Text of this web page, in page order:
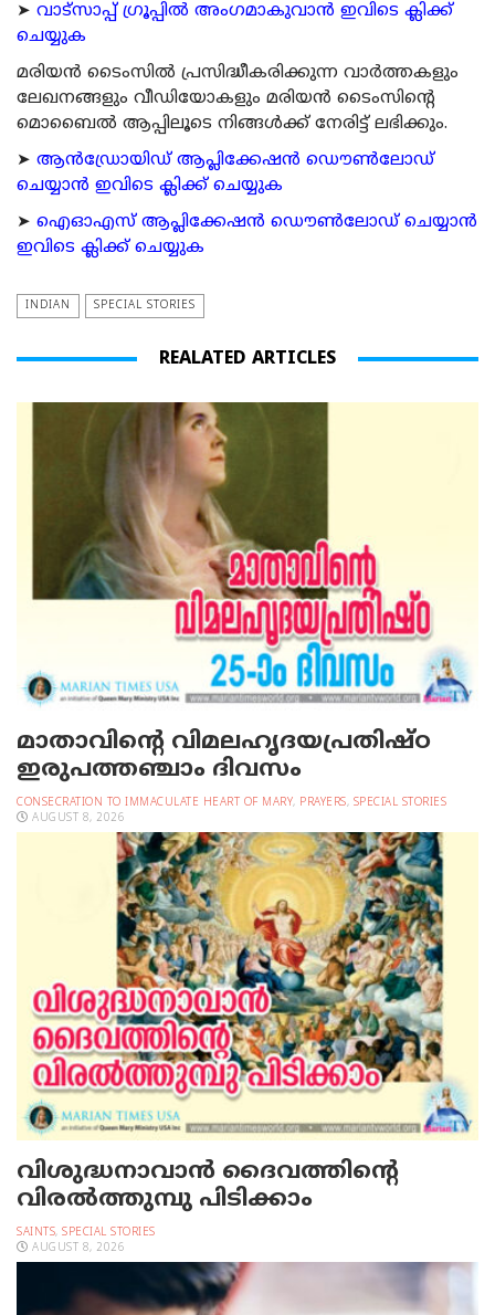
➤ വാട്സാപ്പ് ഗ്രൂപ്പിൽ അംഗമാകുവാൻ ഇവിടെ ക്ലിക്ക്
ചെയ്യുക
മരിയന്‍ ടൈംസില്‍ പ്രസിദ്ധീകരിക്കുന്ന വാര്‍ത്തകളും
ലേഖനങ്ങളും വീഡിയോകളും മരിയന്‍ ടൈംസിന്റെ
മൊബൈല്‍ ആപ്പിലൂടെ നിങ്ങള്‍ക്ക് നേരിട്ട് ലഭിക്കും.
➤ ആന്‍ഡ്രോയിഡ് ആപ്ലിക്കേഷന്‍ ഡൌണ്‍ലോഡ്
ചെയ്യാന്‍ ഇവിടെ ക്ലിക്ക് ചെയ്യുക
➤ ഐഓഎസ് ആപ്ലിക്കേഷന്‍ ഡൌണ്‍ലോഡ് ചെയ്യാന്‍
ഇവിടെ ക്ലിക്ക് ചെയ്യുക
INDIAN SPECIAL STORIES
REALATED ARTICLES
മാതാവിന്റെ വിമലഹൃദയപ്രതിഷ്ഠ
ഇരുപത്തഞ്ചാം ദിവസം
CONSECRATION TO IMMACULATE HEART OF MARY, PRAYERS, SPECIAL STORIES
AUGUST 8, 2026
വിശുദ്ധനാവാന്‍ ദൈവത്തിന്റെ
വിരല്‍ത്തുമ്പു പിടിക്കാം
SAINTS, SPECIAL STORIES
AUGUST 8, 2026